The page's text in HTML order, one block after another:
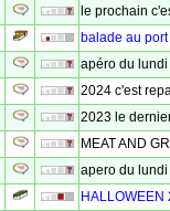
le prochain
balade au port
apéro du lundi
2024 c'est
2023 le
MEAT AND
apero du lundi
HALLOWEEN